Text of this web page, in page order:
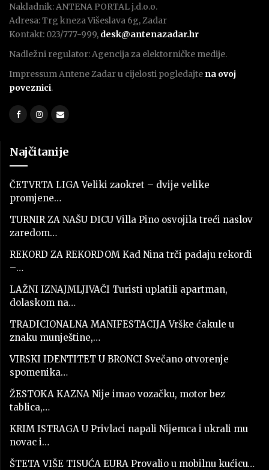
Nakladnik: ANTENA PORTAL j.d.o.o.
Adresa: Trg kneza Višeslava 6g, Zadar
Kontakt: 023/777-999, desk@antenazadar.hr
Nadležni regulator: Agencija za elektorničke medije.
Impressum Antene Zadar u cijelosti pogledajte na ovoj
poveznici.
Najčitanije
ČETVRTA LIGA Veliki zaokret – dvije velike
promjene…
TURNIR ZA NAŠU DICU Villa Pino osvojila treći naslov
zaredom…
REKORD ZA REKORDOM Kad Nina trči padaju rekordi
–…
LAŽNI IZNAJMLJIVAČI Turisti uplatili apartman,
dolaskom na…
TRADICIONALNA MANIFESTACIJA Vrške ćakule u
znaku munještine,…
VIRSKI IDENTITET U BRONCI Svečano otvorenje
spomenika…
ŽESTOKA KAZNA Nije imao vozačku, motor bez
tablica,…
KRIM ISTRAGA U Privlaci napali Nijemca i ukrali mu
novac i…
ŠTETA VIŠE TISUĆA EURA Provalio u mobilnu kućicu…